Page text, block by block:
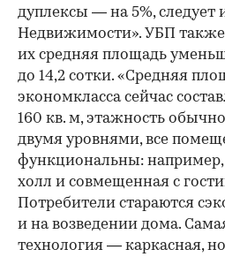
дуплексы — на 5%, следует
Недвижимости». УБП также
их средняя площадь
до 14,2 сотки. «Средняя
экономкласса сейчас
160 кв. м, этажность
двумя уровнями, все
функциональны: например,
холл и совмещенная с
Потребители стараются
и на возведении дома.
технология — каркасная,